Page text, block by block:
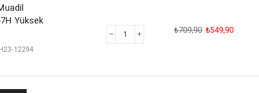
Yüksek
12294
₺709,90 ₺549,90